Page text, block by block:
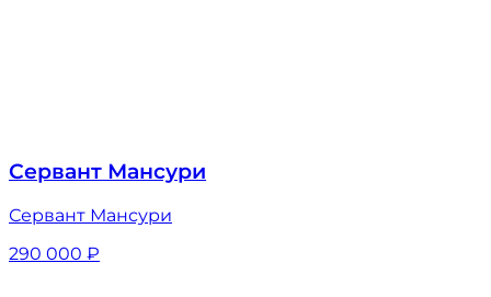
Сервант Мансури
Сервант Мансури
290 000 ₽